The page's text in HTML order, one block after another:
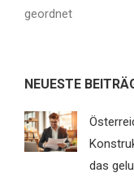
geordnet
NEUESTE
das